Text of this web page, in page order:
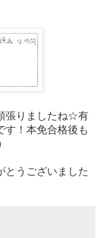
張りましたね☆有
す！本免合格後も
とうございました